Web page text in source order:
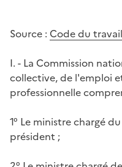
Source : Code du travail
I. - La Commission
collective, de l'emploi
professionnelle
1° Le ministre chargé
président ;